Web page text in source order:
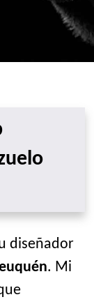
diseñador
. Mi